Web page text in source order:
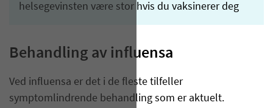
helsegevinsten være stor hvis du vaksinerer deg
Behandling av influensa
Ved influensa er det i de fleste tilfeller
symptomlindrende behandling som er aktuelt.